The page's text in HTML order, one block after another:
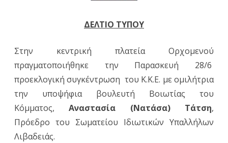
με
την
ΔΕΛΤΙΟ ΤΥΠΟΥ
Στην κεντρική πλατεία Ορχομενού
πραγματοποιήθηκε την Παρασκευή 28/6
προεκλογική συγκέντρωση του Κ.Κ.Ε. με ομιλήτρια
την υποψήφια βουλευτή Βοιωτίας του
Κόμματος,Αναστασία (Νατάσα) Τάτση,
Πρόεδρο του Σωματείου Ιδιωτικών Υπαλλήλων
Λιβαδειάς.